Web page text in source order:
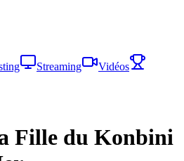
Streaming
Vidéos
Fille du Konbini